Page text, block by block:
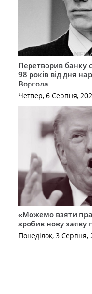
Перетворив банку
98 років від дня
Воргола
Четвер, 6 Серпня,
«Можемо взяти
зробив нову заяву
Понеділок, 3 Серпня,